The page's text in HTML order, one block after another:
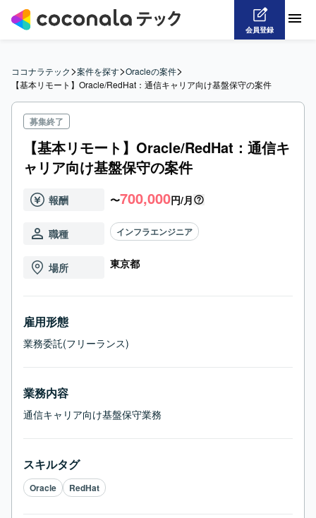
会員登録
ココナラテック>案件を探す>Oracleの案件>
【基本リモート】Oracle/RedHat：通信キャリア向け基盤保守の案件
募集終了
【基本リモート】Oracle/RedHat：通信キ
ャリア向け基盤保守の案件
報酬 〜700,000円/月
職種 インフラエンジニア
場所 東京都
雇用形態
業務委託(フリーランス)
業務内容
通信キャリア向け基盤保守業務
スキルタグ
Oracle RedHat